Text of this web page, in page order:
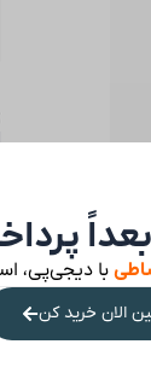
با دیجی‌پی،
الان خرید کن